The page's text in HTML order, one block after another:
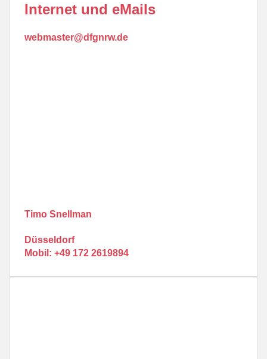
Internet und eMails
webmaster@dfgnrw.de
Timo Snellman
Düsseldorf
Mobil: +49 172 2619894